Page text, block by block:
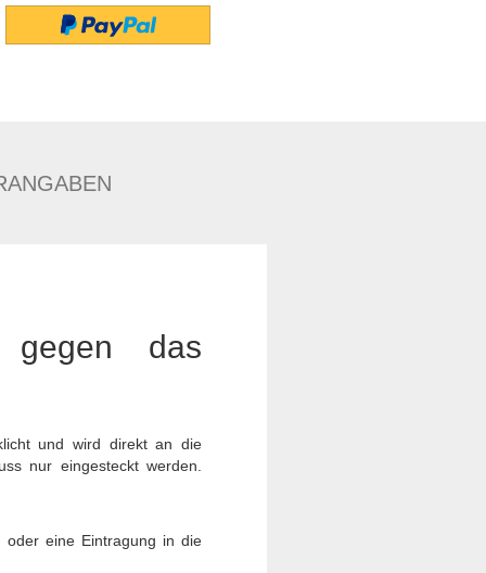
gegen das
und wird direkt an die
nur eingesteckt werden.
oder eine Eintragung in die